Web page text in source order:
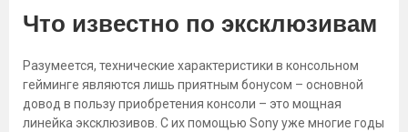
Что известно по эксклюзивам
Разумеется, технические характеристики в консольном
гейминге являются лишь приятным бонусом – основной
довод в пользу приобретения консоли – это мощная
линейка эксклюзивов. С их помощью Sony уже многие годы